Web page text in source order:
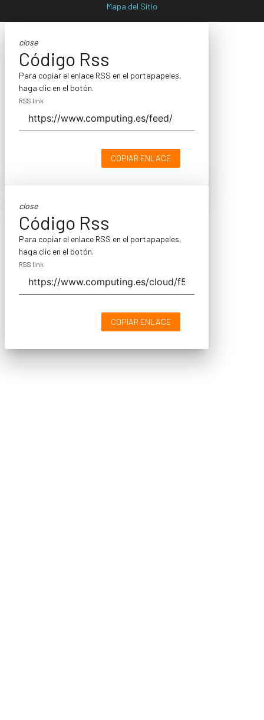
Mapa del Sitio
close
Código Rss
Para copiar el enlace RSS en el portapapeles,
haga clic en el botón.
RSS link
COPIAR ENLACE
close
Código Rss
Para copiar el enlace RSS en el portapapeles,
haga clic en el botón.
RSS link
COPIAR ENLACE